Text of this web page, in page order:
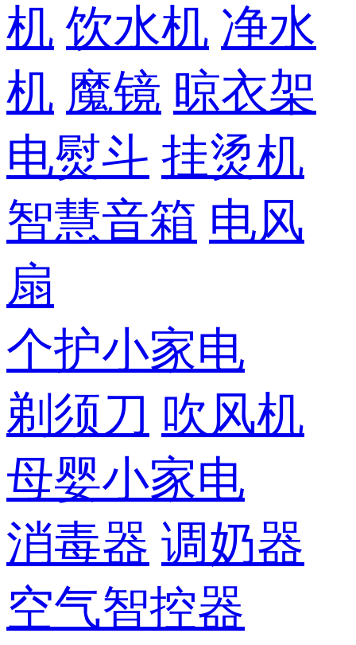
机 饮水机 净水
机 魔镜 晾衣架
电熨斗 挂烫机
智慧音箱 电风
扇
个护小家电
剃须刀 吹风机
母婴小家电
消毒器 调奶器
空气智控器